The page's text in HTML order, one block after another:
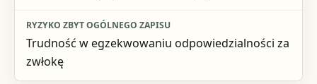
Trudność w egzekwowaniu odpowiedzialności za
zwłokę